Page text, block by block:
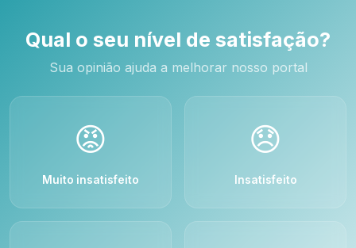
Qual o seu nível de satisfação?
Sua opinião ajuda a melhorar nosso portal
😡
Muito insatisfeito
😞
Insatisfeito